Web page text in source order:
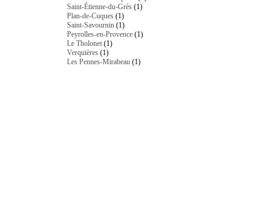
Saint-Étienne-du-Grès (1)
Plan-de-Cuques (1)
Saint-Savournin (1)
Peyrolles-en-Provence (1)
Le Tholonet (1)
Verquières (1)
Les Pennes-Mirabeau (1)